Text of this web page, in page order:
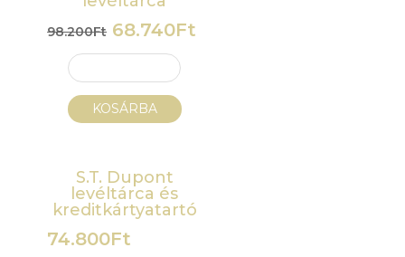
98.200Ft Original
price
was:
98.200Ft.
68.740Ft
KOSÁRBA
S.T. Dupont
levéltárca és
kreditkártyatartó
74.800Ft